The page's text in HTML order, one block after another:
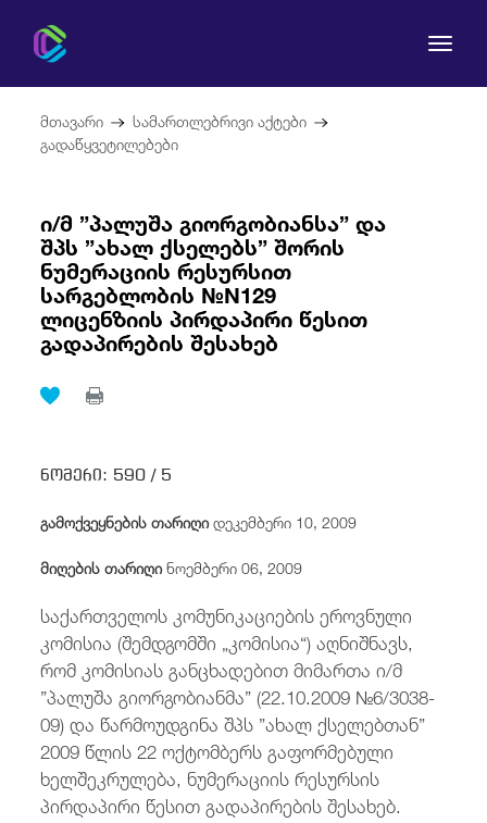
კომისია
მომხმარებლის უფლებები
რეგულირება
სამართლებრივი აქტები
მთავარი სამართლებრივი აქტები
გადაწყვეტილებები
ი/მ ”პალუშა გიორგობიანსა” და
შპს ”ახალ ქსელებს” შორის
ნუმერაციის რესურსით
სარგებლობის №N129
ლიცენზიის პირდაპირი წესით
გადაპირების შესახებ
ნომერი: 590 / 5
გამოქვეყნების თარიღიდეკემბერი 10, 2009
მიღების თარიღინოემბერი 06, 2009
საქართველოს კომუნიკაციების ეროვნული
კომისია (შემდგომში „კომისია“) აღნიშნავს,
რომ კომისიას განცხადებით მიმართა ი/მ
”პალუშა გიორგობიანმა” (22.10.2009 №6/3038-
09) და წარმოუდგინა შპს ”ახალ ქსელებთან”
2009 წლის 22 ოქტომბერს გაფორმებული
ხელშეკრულება, ნუმერაციის რესურსის
პირდაპირი წესით გადაპირების შესახებ.